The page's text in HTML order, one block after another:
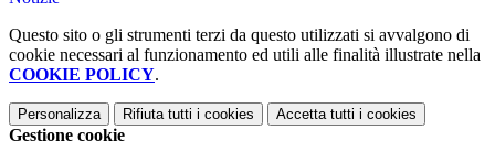
Questo sito o gli strumenti terzi da questo utilizzati si avvalgono di
cookie necessari al funzionamento ed utili alle finalità illustrate nella
COOKIE POLICY.
Personalizza Rifiuta tutti i cookies Accetta tutti i cookies
Gestione cookie